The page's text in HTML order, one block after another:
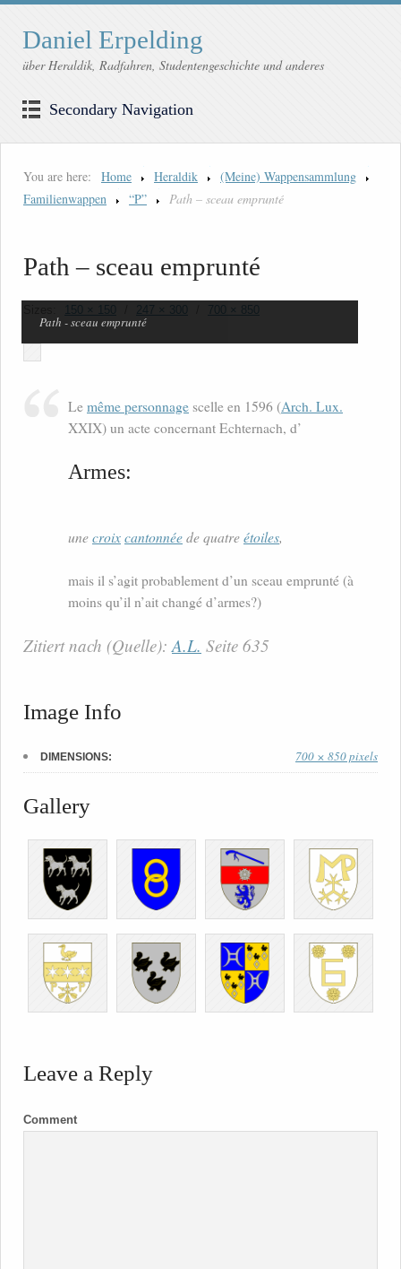
Daniel Erpelding
über Heraldik, Radfahren, Studentengeschichte und anderes
Secondary Navigation
You are here: Home Heraldik
(Meine) Wappensammlung
Familienwappen
“P” Path – sceau emprunté
Path – sceau emprunté
150 × 150 247 × 300 700 × 850
Path - sceau emprunté
Le même personnage scelle en 1596 (Arch. Lux.
XXIX) un acte concernant Echternach, d’
Armes:
unecroixcantonnéede quatreétoiles,
mais il s’agit probablement d’un sceau emprunté (à
moins qu’il n’ait changé d’armes?)
Zitiert nach (Quelle):A.L. Seite 635
Image Info
DIMENSIONS: 700 × 850 pixels
Gallery
Leave a Reply
Comment